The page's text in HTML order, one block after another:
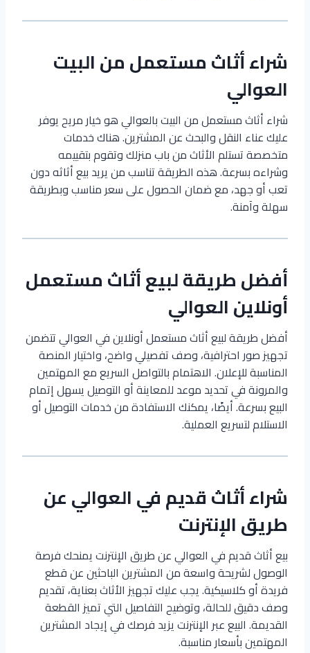
شراء أثاث مستعمل من البيت
العوالي
شراء أثاث مستعمل من البيت بالعوالي هو خيار مريح يوفر
عليك عناء النقل والبحث عن المشترين. هناك خدمات
متخصصة تستلم الأثاث من باب منزلك وتقوم بتقييمه
وشراءه بسرعة. هذه الطريقة تناسب من يريد بيع أثاثه دون
تعب أو جهد، مع ضمان الحصول على سعر مناسب وبطريقة
سهلة وآمنة.
أفضل طريقة لبيع أثاث مستعمل
أونلاين العوالي
أفضل طريقة لبيع أثاث مستعمل أونلاين في العوالي تتضمن
تجهيز صور احترافية، وصف تفصيلي واضح، واختيار المنصة
المناسبة للإعلان. الاهتمام بالتواصل السريع مع المهتمين
والمرونة في تحديد موعد للمعاينة أو التوصيل يسهل إتمام
البيع بسرعة. أيضًا، يمكنك الاستفادة من خدمات التوصيل أو
الاستلام لتسريع العملية.
شراء أثاث قديم في العوالي عن
طريق الإنترنت
بيع أثاث قديم في العوالي عن طريق الإنترنت يمنحك فرصة
الوصول لشريحة واسعة من المشترين الباحثين عن قطع
فريدة أو كلاسيكية. يجب عليك تجهيز الأثاث بعناية، تقديم
وصف دقيق للحالة، وتوضيح التفاصيل التي تميز القطعة
القديمة. البيع عبر الإنترنت يزيد فرصك في إيجاد المشترين
المهتمين بأسعار مناسبة.